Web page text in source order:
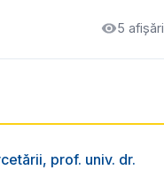
5 afișări
prof. univ. dr.